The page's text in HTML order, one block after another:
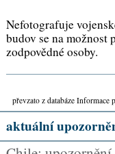
Nefotografuje
budov se na
zodpovědné osoby.
převzato z databáze
aktuální